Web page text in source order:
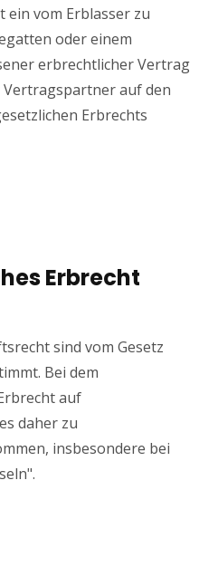
ein vom Erblasser zu
oder einem
erbrechtlicher Vertrag
Vertragspartner auf den
Erbrechts
Erbrecht
sind vom Gesetz
Bei dem
auf
daher zu
insbesondere bei